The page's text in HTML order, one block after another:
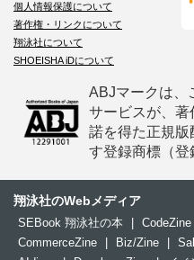
個人情報保護について
著作権・リンクについて
翔泳社について
SHOEISHA iDについて
ABJマークは、
サービスが、
諾を得た正規
す登録商標（登
翔泳社のWebメディア
SEBook 翔泳社の本 CodeZine
CommerceZine
Biz/Zine